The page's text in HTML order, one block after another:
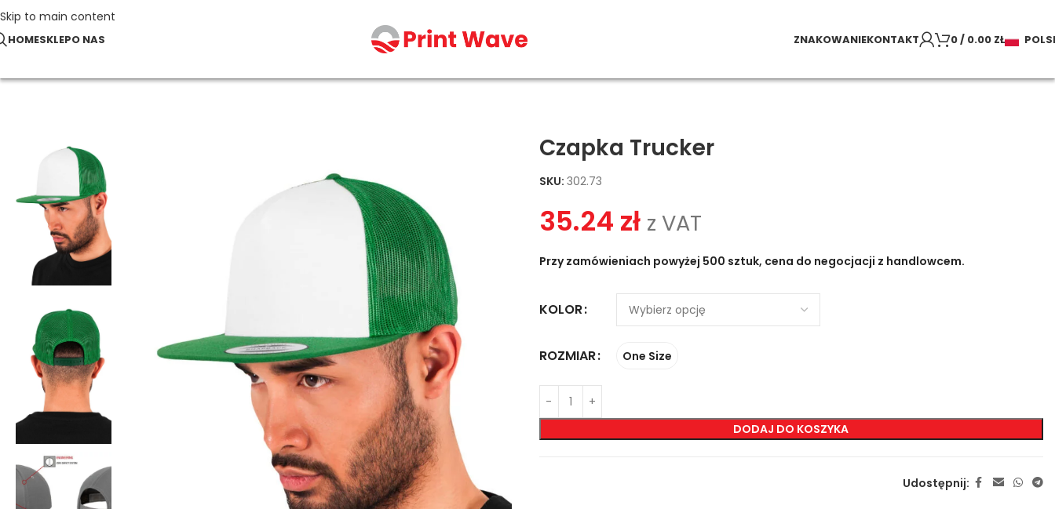
Skip to main content
HOMESKLEPO NAS ZNAKOWANIE
Sitodruk Transferowy
KONTAKT 0/ 0.00 ZŁ
Czapka Trucker
SKU: 302.73
35.24 zł z VAT
Przy zamówieniach powyżej 500 sztuk, cena do negocjacji z handlowcem.
KOLOR
ROZMIAR One Size
DODAJ DO KOSZYKA
Udostępnij: